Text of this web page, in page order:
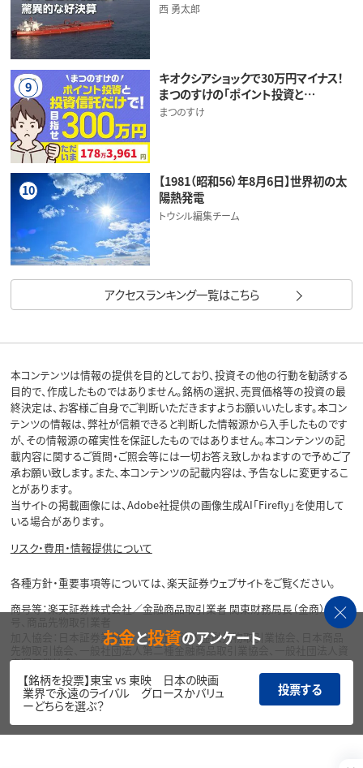
西 勇太郎
9
キオクシアショックで30万円マイナス！
まつのすけの「ポイント投資と…
まつのすけ
10
【1981（昭和56）年8月6日】世界初の太
陽熱発電
トウシル編集チーム
アクセスランキング一覧はこちら
本コンテンツは情報の提供を目的としており、投資その他の行動を勧誘する
目的で、作成したものではありません。銘柄の選択、売買価格等の投資の最
終決定は、お客様ご自身でご判断いただきますようお願いいたします。本コン
テンツの情報は、弊社が信頼できると判断した情報源から入手したものです
が、その情報源の確実性を保証したものではありません。本コンテンツの記
載内容に関するご質問・ご照会等には一切お答え致しかねますので予めご了
承お願い致します。また、本コンテンツの記載内容は、予告なしに変更するこ
とがあります。
当サイトの掲載画像には、Adobe社提供の画像生成AI「Firefly」を使用して
いる場合があります。
リスク・費用・情報提供について
各種方針・重要事項等については、楽天証券ウェブサイトをご覧ください。
商号等：楽天証券株式会社／金融商品取引業者 関東財務局長（金商）第195
加入協会：日本証券業協会、一般社団法人金融先物取引業協会、日本商品
先物取引協会、一般社団法人第二種金融商品取引業協会、一般社団法人資
産運用業協会
Copyright©
1999-2026 Rakuten Securities, Inc. All
Rights Reserved.
お金と投資のアンケート
【銘柄を投票】東宝 vs 東映 日本の映画
業界で永遠のライバル グロースかバリュ
ーどちらを選ぶ？
投票する